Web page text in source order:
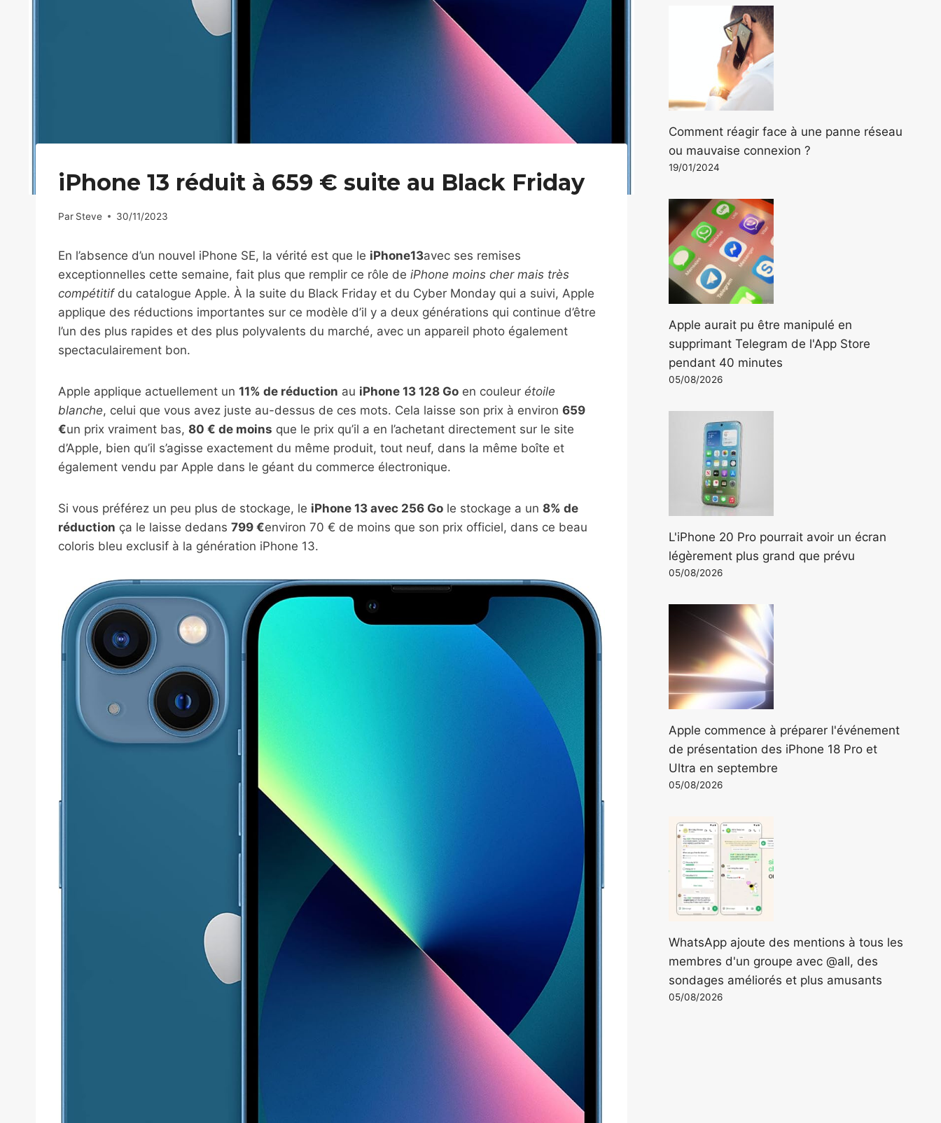
iPhone 13 réduit à 659 € suite au Black Friday
Par Steve 30/11/2023
En l’absence d’un nouvel iPhone SE, la vérité est que le iPhone13avec ses remises
exceptionnelles cette semaine, fait plus que remplir ce rôle de iPhone moins cher mais très
compétitifdu catalogue Apple. À la suite du Black Friday et du Cyber ​​​​Monday qui a suivi, Apple
applique des réductions importantes sur ce modèle d’il y a deux générations qui continue d’être
l’un des plus rapides et des plus polyvalents du marché, avec un appareil photo également
spectaculairement bon.
Apple applique actuellement un 11% de réduction au iPhone 13 128 Go en couleur étoile
blanche, celui que vous avez juste au-dessus de ces mots. Cela laisse son prix à environ 659
€un prix vraiment bas, 80 € de moins que le prix qu’il a en l’achetant directement sur le site
d’Apple, bien qu’il s’agisse exactement du même produit, tout neuf, dans la même boîte et
également vendu par Apple dans le géant du commerce électronique.
Si vous préférez un peu plus de stockage, le iPhone 13 avec 256 Go le stockage a un 8% de
réduction ça le laisse dedans 799 €environ 70 € de moins que son prix officiel, dans ce beau
coloris bleu exclusif à la génération iPhone 13.
Comment réagir face à une panne réseau
ou mauvaise connexion ?
19/01/2024
Apple aurait pu être manipulé en
supprimant Telegram de l'App Store
pendant 40 minutes
05/08/2026
L'iPhone 20 Pro pourrait avoir un écran
légèrement plus grand que prévu
05/08/2026
Apple commence à préparer l'événement
de présentation des iPhone 18 Pro et
Ultra en septembre
05/08/2026
WhatsApp ajoute des mentions à tous les
membres d'un groupe avec @all, des
sondages améliorés et plus amusants
05/08/2026